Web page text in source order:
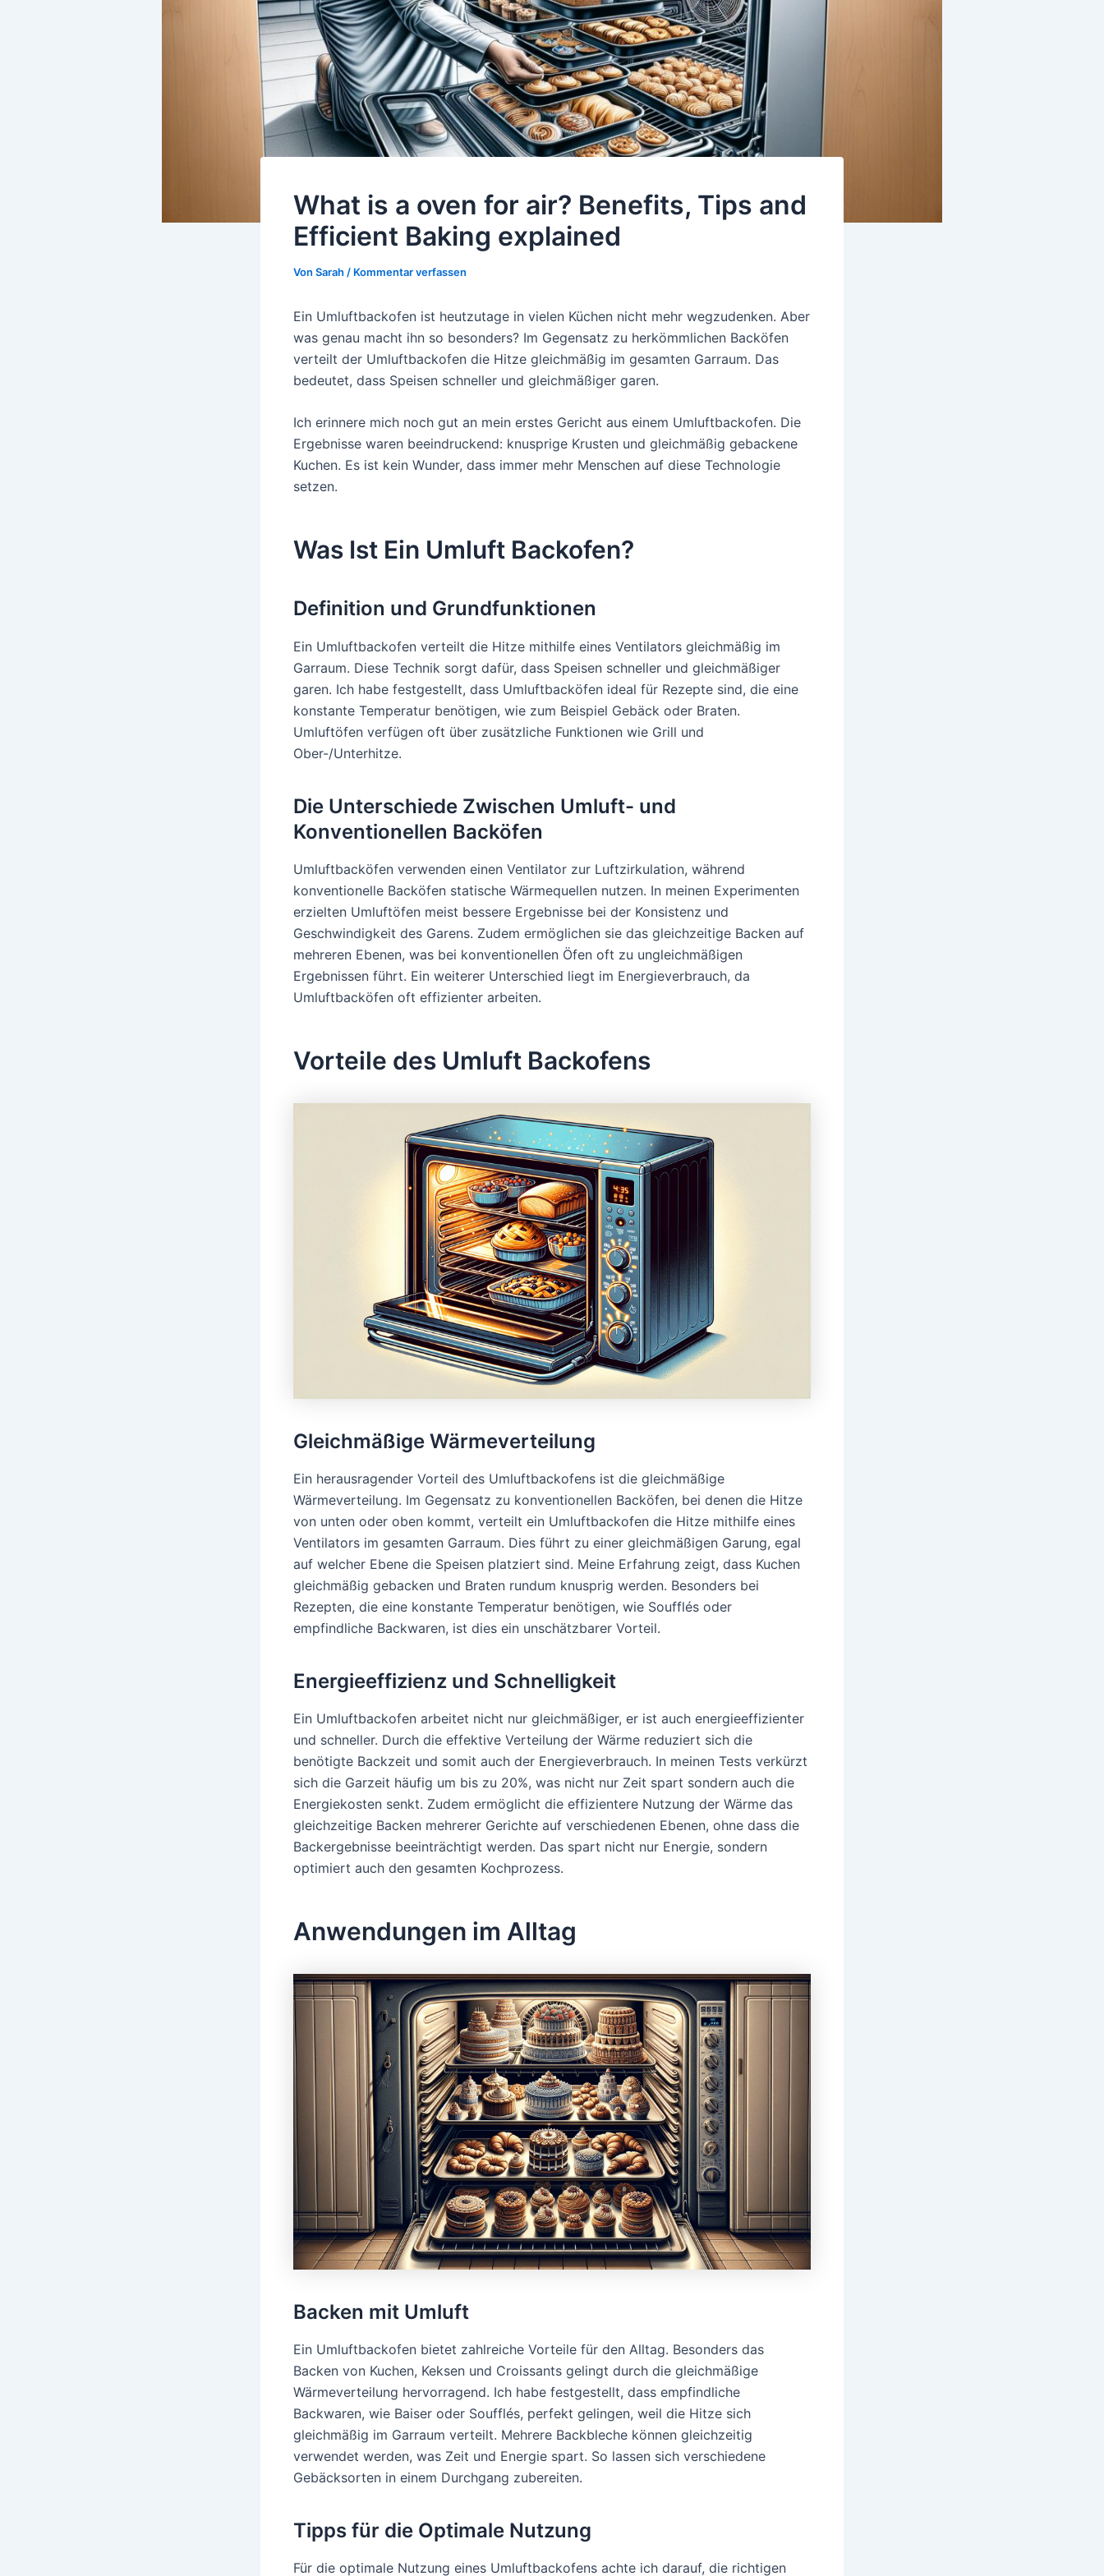
What is a oven for air? Benefits, Tips and
Efficient Baking explained
Von Sarah / Kommentar verfassen
Ein Umluftbackofen ist heutzutage in vielen Küchen nicht mehr wegzudenken. Aber
was genau macht ihn so besonders? Im Gegensatz zu herkömmlichen Backöfen
verteilt der Umluftbackofen die Hitze gleichmäßig im gesamten Garraum. Das
bedeutet, dass Speisen schneller und gleichmäßiger garen.
Ich erinnere mich noch gut an mein erstes Gericht aus einem Umluftbackofen. Die
Ergebnisse waren beeindruckend: knusprige Krusten und gleichmäßig gebackene
Kuchen. Es ist kein Wunder, dass immer mehr Menschen auf diese Technologie
setzen.
Was Ist Ein Umluft Backofen?
Definition und Grundfunktionen
Ein Umluftbackofen verteilt die Hitze mithilfe eines Ventilators gleichmäßig im
Garraum. Diese Technik sorgt dafür, dass Speisen schneller und gleichmäßiger
garen. Ich habe festgestellt, dass Umluftbacköfen ideal für Rezepte sind, die eine
konstante Temperatur benötigen, wie zum Beispiel Gebäck oder Braten.
Umluftöfen verfügen oft über zusätzliche Funktionen wie Grill und
Ober-/Unterhitze.
Die Unterschiede Zwischen Umluft- und
Konventionellen Backöfen
Umluftbacköfen verwenden einen Ventilator zur Luftzirkulation, während
konventionelle Backöfen statische Wärmequellen nutzen. In meinen Experimenten
erzielten Umluftöfen meist bessere Ergebnisse bei der Konsistenz und
Geschwindigkeit des Garens. Zudem ermöglichen sie das gleichzeitige Backen auf
mehreren Ebenen, was bei konventionellen Öfen oft zu ungleichmäßigen
Ergebnissen führt. Ein weiterer Unterschied liegt im Energieverbrauch, da
Umluftbacköfen oft effizienter arbeiten.
Vorteile des Umluft Backofens
Gleichmäßige Wärmeverteilung
Ein herausragender Vorteil des Umluftbackofens ist die gleichmäßige
Wärmeverteilung. Im Gegensatz zu konventionellen Backöfen, bei denen die Hitze
von unten oder oben kommt, verteilt ein Umluftbackofen die Hitze mithilfe eines
Ventilators im gesamten Garraum. Dies führt zu einer gleichmäßigen Garung, egal
auf welcher Ebene die Speisen platziert sind. Meine Erfahrung zeigt, dass Kuchen
gleichmäßig gebacken und Braten rundum knusprig werden. Besonders bei
Rezepten, die eine konstante Temperatur benötigen, wie Soufflés oder
empfindliche Backwaren, ist dies ein unschätzbarer Vorteil.
Energieeffizienz und Schnelligkeit
Ein Umluftbackofen arbeitet nicht nur gleichmäßiger, er ist auch energieeffizienter
und schneller. Durch die effektive Verteilung der Wärme reduziert sich die
benötigte Backzeit und somit auch der Energieverbrauch. In meinen Tests verkürzt
sich die Garzeit häufig um bis zu 20%, was nicht nur Zeit spart sondern auch die
Energiekosten senkt. Zudem ermöglicht die effizientere Nutzung der Wärme das
gleichzeitige Backen mehrerer Gerichte auf verschiedenen Ebenen, ohne dass die
Backergebnisse beeinträchtigt werden. Das spart nicht nur Energie, sondern
optimiert auch den gesamten Kochprozess.
Anwendungen im Alltag
Backen mit Umluft
Ein Umluftbackofen bietet zahlreiche Vorteile für den Alltag. Besonders das
Backen von Kuchen, Keksen und Croissants gelingt durch die gleichmäßige
Wärmeverteilung hervorragend. Ich habe festgestellt, dass empfindliche
Backwaren, wie Baiser oder Soufflés, perfekt gelingen, weil die Hitze sich
gleichmäßig im Garraum verteilt. Mehrere Backbleche können gleichzeitig
verwendet werden, was Zeit und Energie spart. So lassen sich verschiedene
Gebäcksorten in einem Durchgang zubereiten.
Tipps für die Optimale Nutzung
Für die optimale Nutzung eines Umluftbackofens achte ich darauf, die richtigen